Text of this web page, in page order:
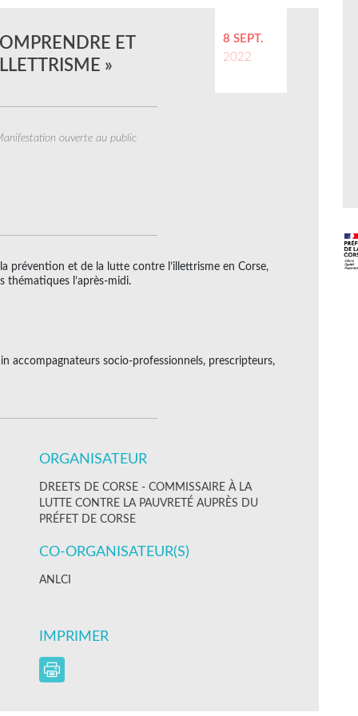
8 SEPT.
2022
ET
»
ouverte au public
prévention et de la lutte contre l’illettrisme en Corse,
thématiques l’après-midi.
accompagnateurs socio-professionnels, prescripteurs,
ORGANISATEUR
DREETS DE CORSE - COMMISSAIRE À LA
LUTTE CONTRE LA PAUVRETÉ AUPRÈS DU
PRÉFET DE CORSE
CO-ORGANISATEUR(S)
ANLCI
IMPRIMER